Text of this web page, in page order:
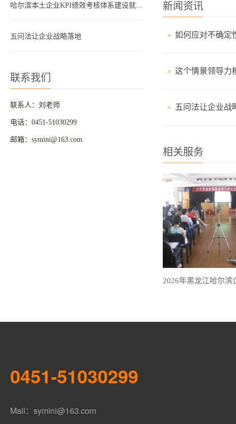
哈尔滨本土企业KPI绩效考核体系建设就是这四步
五问法让企业战略落地
联系我们
联系人：刘老师
电话：0451-51030299
邮箱：symini@163.com
新闻资讯
这个情景领导力
五问法让企业战
相关服务
0451-51030299
Mail：symini@163.com